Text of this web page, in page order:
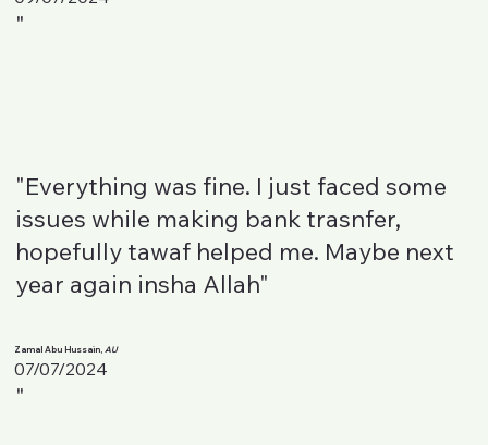
"
"Everything was fine. I just faced some
issues while making bank trasnfer,
hopefully tawaf helped me. Maybe next
year again insha Allah"
Zamal Abu Hussain, AU
07/07/2024
"